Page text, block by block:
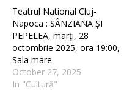
Teatrul National Cluj-
Napoca : SÂNZIANA ȘI
PEPELEA, marţi, 28
octombrie 2025, ora 19:00,
Sala mare
October 27, 2025
In "Cultură"